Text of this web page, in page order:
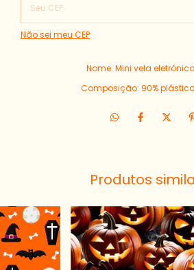
Não sei meu CEP
Nome: Mini vela
Composição: 90% plástico
Produtos